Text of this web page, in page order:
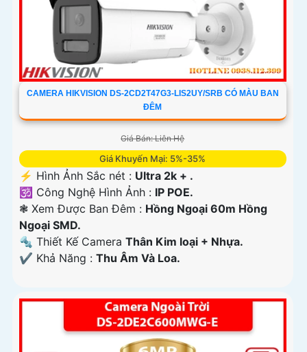
CAMERA HIKVISION DS-2CD2T47G3-LIS2UY/SRB CÓ MÀU BAN
ĐÊM
Giá Bán: Liên Hệ
Giá Khuyến Mại: 5%-35%
️⚡ Hình Ảnh Sắc nét : Ultra 2k + .
🕉️ Công Nghệ Hình Ảnh : IP POE.
❃ Xem Được Ban Đêm : Hồng Ngoại 60m Hồng
Ngoại SMD.
🔩 Thiết Kế Camera Thân Kim loại + Nhựa.
️✔️ Khả Năng : Thu Âm Và Loa.